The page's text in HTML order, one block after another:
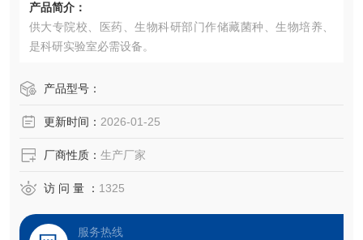
产品简介：
供大专院校、医药、生物科研部门作储藏菌种、生物培养、
是科研实验室必需设备。
产品型号：
更新时间： 2026-01-25
厂商性质： 生产厂家
访 问 量 ： 1325
服务热线